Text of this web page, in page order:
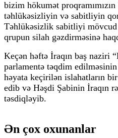
bizim hökumət
təhlükəsizliyin və sabitliyin
Təhlükəsizlik sabitliyi
qrupun silah gəzdirməsinə
Keçən həftə İraqın baş naziri
parlamentə təqdim
həyata keçirilən islahatların
edib və Həşdi Şabinin İraqın
təsdiqləyib.
Ən çox oxunanlar